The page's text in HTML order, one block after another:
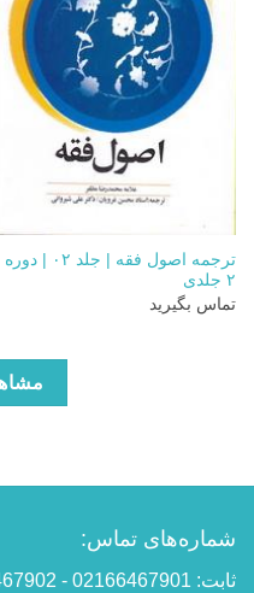
ترجمه اصول فقه | جلد ۰۲ | دوره
۲ جلدی
تماس بگیرید
شماره‌های تماس:
ثابت: 02166467901 - 02166467902